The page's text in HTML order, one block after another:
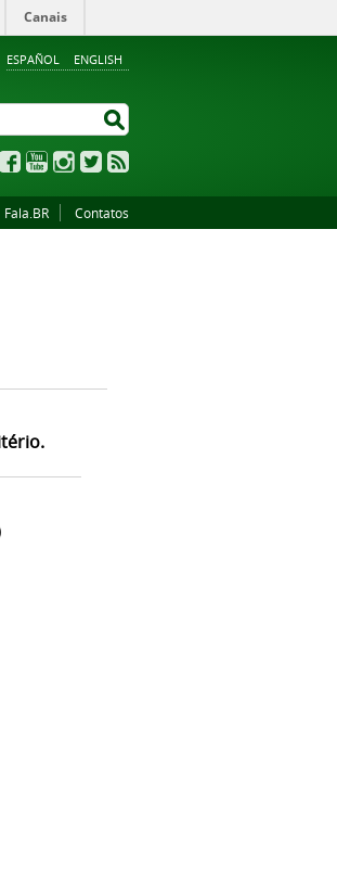
ESPAÑOL ENGLISH
Canais
FacebookYouTubeInstagram
Twitter
Fala.BR Contatos